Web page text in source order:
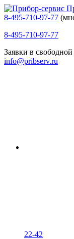
8-495-710-97-77
8-495-710-97-77
Заявки в
info@pribserv.ru
22-42